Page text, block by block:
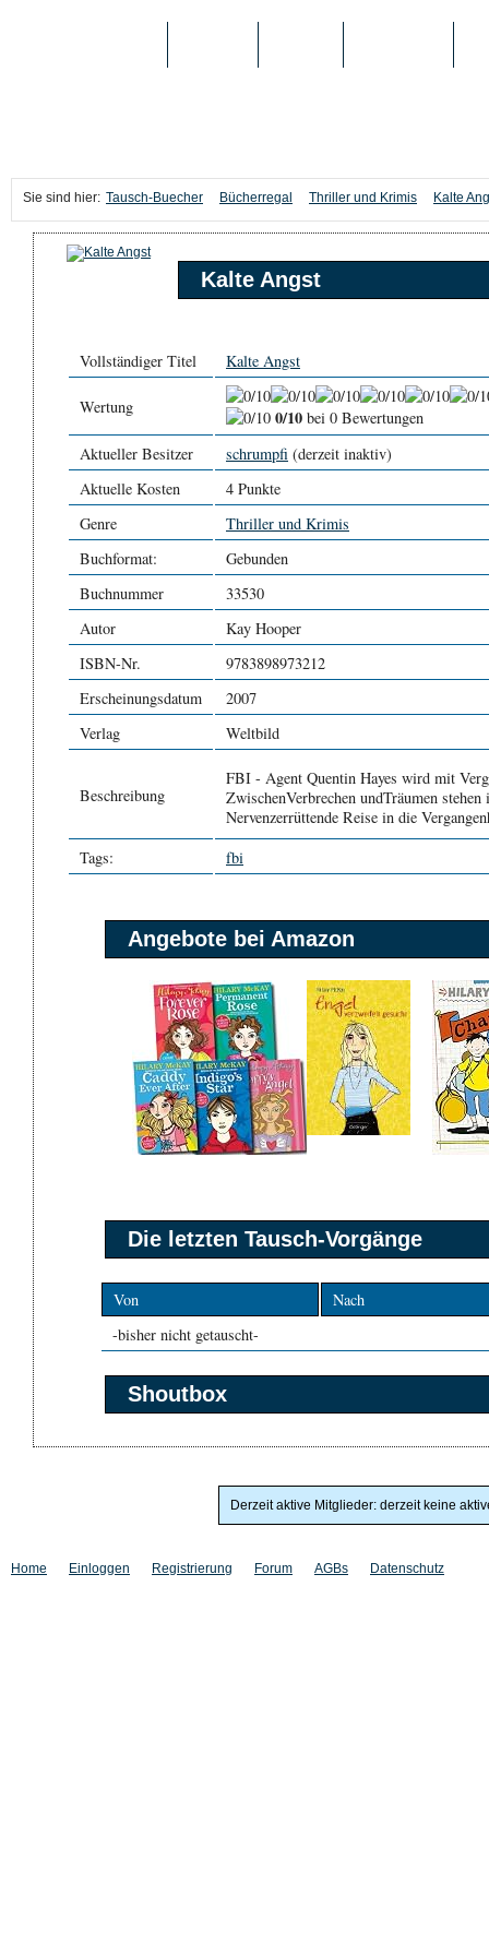
Sie sind hier: Tausch-Buecher Bücherregal Thriller und Krimis Kalte
Kalte Angst
Vollständiger Titel Kalte Angst
Wertung 0/10 bei 0 Bewertungen
Aktueller Besitzer
schrumpfi (derzeit inaktiv)
Aktuelle Kosten
4 Punkte
Genre
Thriller und Krimis
Buchformat:
Gebunden
Buchnummer
33530
Autor
Kay Hooper
ISBN-Nr.
9783898973212
Erscheinungsdatum
2007
Verlag
Weltbild
Beschreibung
FBI - Agent Quentin Hayes wird mit
ZwischenVerbrechen undTräumen
Nervenzerrüttende Reise in die
Tags:
fbi
Angebote bei Amazon
Die letzten Tausch-Vorgänge
Von
Nach
-bisher nicht getauscht-
Shoutbox
Derzeit aktive Mitglieder: derzeit keine
Home Einloggen Registrierung Forum AGBs Datenschutz